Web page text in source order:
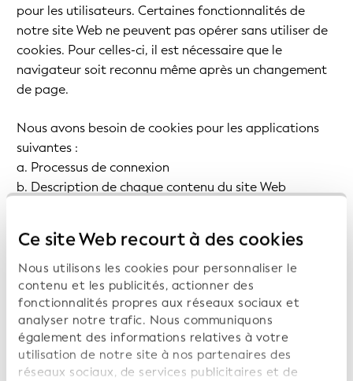
Ce site Web recourt à des cookies
Nous utilisons les cookies pour personnaliser le
contenu et les publicités, actionner des
fonctionnalités propres aux réseaux sociaux et
analyser notre trafic. Nous communiquons
également des informations relatives à votre
utilisation de notre site à nos partenaires des
réseaux sociaux, de services publicitaires et de
pour les utilisateurs. Certaines fonctionnalités de
notre site Web ne peuvent pas opérer sans utiliser de
cookies. Pour celles-ci, il est nécessaire que le
navigateur soit reconnu même après un changement
de page.
Nous avons besoin de cookies pour les applications
suivantes :
a. Processus de connexion
b. Description de chaque contenu du site Web
Les données d'utilisateur collectées au moyen de
cookies techniquement nécessaires ne seront pas
utilisées pour créer des profils d'utilisateur.
Ces mêmes fins justifient également notre intérêt
légitime à traiter les données personnelles,
conformément aux dispositions de l'art. 6, par. 1 ch. f